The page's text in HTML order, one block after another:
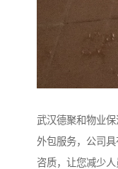
武汉德聚和物业
外包服务，公司
咨质，让您减少